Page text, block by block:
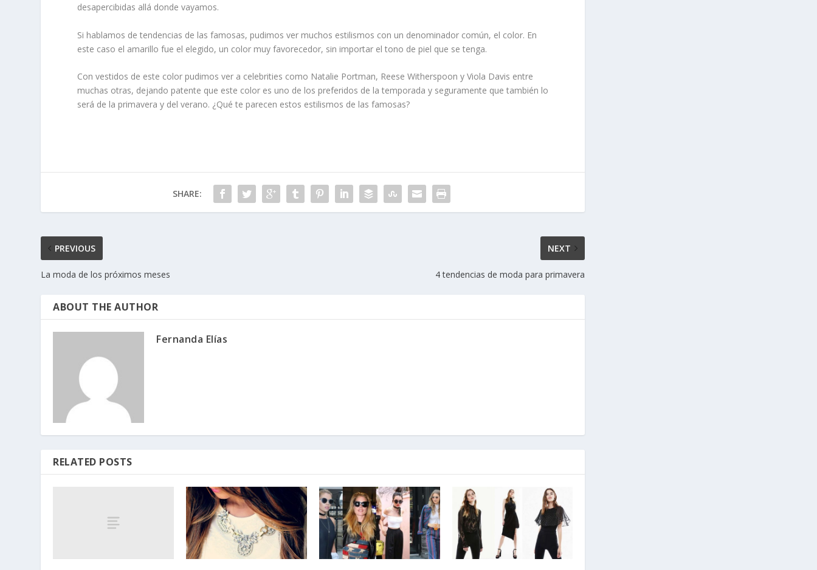
desapercibidas allá donde vayamos.
Si hablamos de tendencias de las famosas, pudimos ver muchos estilismos con un denominador común, el color. En
este caso el amarillo fue el elegido, un color muy favorecedor, sin importar el tono de piel que se tenga.
Con vestidos de este color pudimos ver a celebrities como Natalie Portman, Reese Witherspoon y Viola Davis entre
muchas otras, dejando patente que este color es uno de los preferidos de la temporada y seguramente que también lo
será de la primavera y del verano. ¿Qué te parecen estos estilismos de las famosas?
SHARE:
PREVIOUS
La moda de los próximos meses
NEXT
4 tendencias de moda para primavera
ABOUT THE AUTHOR
Fernanda Elías
RELATED POSTS